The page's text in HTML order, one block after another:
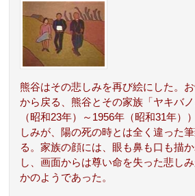
熊谷はその悲しみを再び絵にした。
から戻る、熊谷とその家族「ヤキバ
（昭和23年）～1956年（昭和31年）
しみが、陽の死の時とは全く違った
る。家族の顔には、眼も鼻も口も描
し、画面からは尊い命を失った悲し
かのようであった。